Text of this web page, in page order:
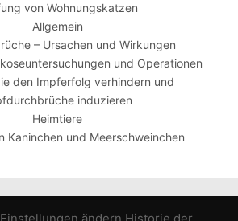
von Wohnungskatzen
Allgemein
– Ursachen und Wirkungen
und Operationen
den Impferfolg verhindern und
induzieren
Heimtiere
Kaninchen und Meerschweinchen